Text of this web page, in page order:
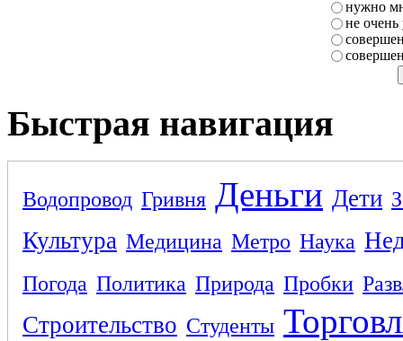
нужно
не очень
Быстрая навигация
Водопровод Гривня Деньги Дети
Культура Медицина Метро Наука
Погода Политика Природа Пробки
Строительство Студенты